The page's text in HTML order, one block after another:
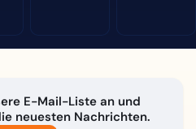
E-Mail-Liste an und
neuesten Nachrichten.